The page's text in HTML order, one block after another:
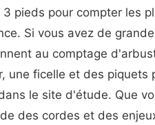
pieds pour compter les
Si vous avez de
au comptage
une ficelle et des piquets
le site d'étude. Que
des cordes et des